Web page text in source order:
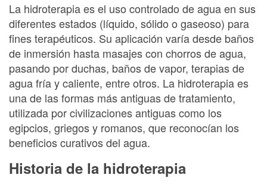
La hidroterapia es el uso controlado de agua en sus
diferentes estados (líquido, sólido o gaseoso) para
fines terapéuticos. Su aplicación varía desde baños
de inmersión hasta masajes con chorros de agua,
pasando por duchas, baños de vapor, terapias de
agua fría y caliente, entre otros. La hidroterapia es
una de las formas más antiguas de tratamiento,
utilizada por civilizaciones antiguas como los
egipcios, griegos y romanos, que reconocían los
beneficios curativos del agua.
Historia de la hidroterapia